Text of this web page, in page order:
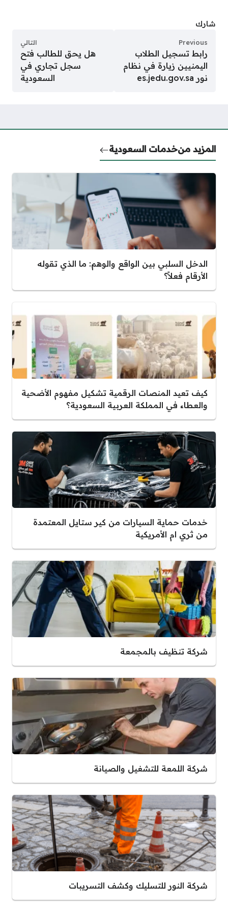
شارك
Previous
رابط تسجيل الطلاب
اليمنيين زيارة في نظام
نور es.jedu.gov.sa
التالي
هل يحق للطالب فتح
سجل تجاري في
السعودية
المزيد منخدمات السعودية
الدخل السلبي بين الواقع والوهم: ما الذي تقوله
الأرقام فعلاً؟
كيف تعيد المنصات الرقمية تشكيل مفهوم الأضحية
والعطاء في المملكة العربية السعودية؟
خدمات حماية السيارات من كير ستايل المعتمدة
من ثري ام الأمريكية
شركة تنظيف بالمجمعة
شركة اللمعة للتشغيل والصيانة
شركة النور للتسليك وكشف التسريبات